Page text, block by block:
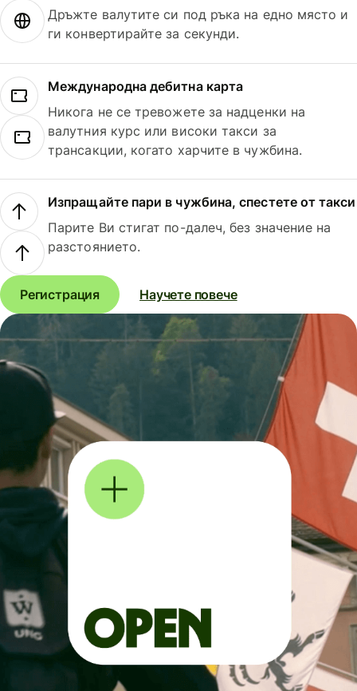
Дръжте валутите си под ръка на едно място и
ги конвертирайте за секунди.
Международна дебитна карта
Никога не се тревожете за надценки на
валутния курс или високи такси за
трансакции, когато харчите в чужбина.
Изпращайте пари в чужбина, спестете от такси
Парите Ви стигат по-далеч, без значение на
разстоянието.
Регистрация Научете повече